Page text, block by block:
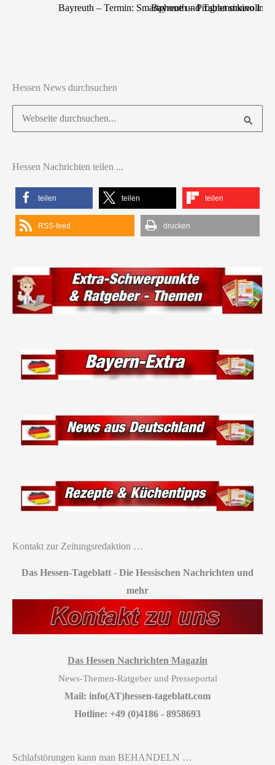
Bayreuth – Termin: Smartphone und Tablet sinnvoll
Bayreuth – Programmkino im
Hessen News durchsuchen
Suchen
nach:
Hessen Nachrichten teilen ...
teilen teilen teilen
RSS-feed drucken
Kontakt zur Zeitungsredaktion …
Das Hessen-Tageblatt - Die Hessischen Nachrichten und
mehr
Das Hessen Nachrichten Magazin
News-Themen-Ratgeber und Presseportal
Mail: info(AT)hessen-tageblatt.com
Hotline: +49 (0)4186 - 8958693
Schlafstörungen kann man BEHANDELN …